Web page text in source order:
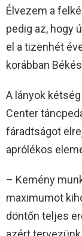
Élvezem a
pedig az, hogy
el a tizenhét
korábban
A lányok
Center
fáradtságot
aprólékos
– Kemény
maximumot
döntőn teljes